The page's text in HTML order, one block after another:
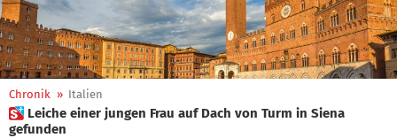
Chronik » Italien
 Leiche einer jungen Frau auf Dach von Turm in Siena
gefunden